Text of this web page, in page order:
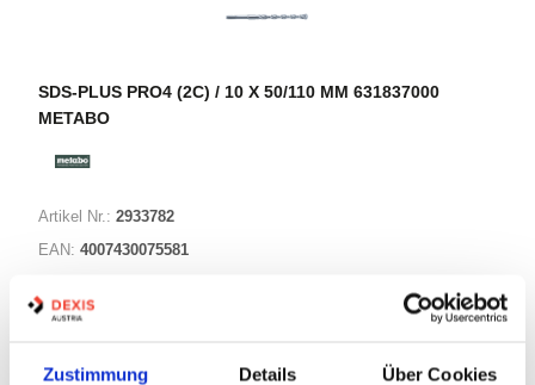
Zustimmung Details Über Cookies
SDS-PLUS PRO4 (2C) / 10 X 50/110 MM 631837000
METABO
Artikel Nr.: 2933782
EAN: 4007430075581
Herst.: 631837000